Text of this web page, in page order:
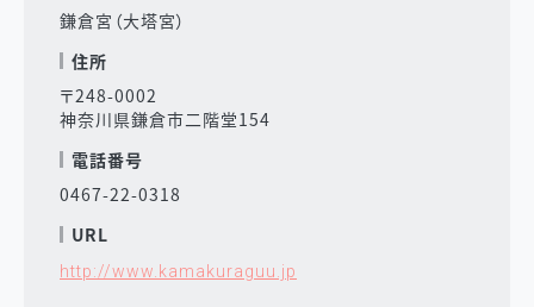
鎌倉宮（大塔宮）
住所
〒248-0002
神奈川県鎌倉市二階堂154
電話番号
0467-22-0318
URL
http://www.kamakuraguu.jp